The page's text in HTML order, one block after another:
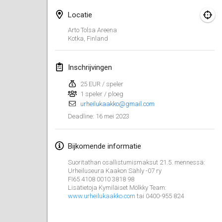
Locatie
Arto Tolsa Areena
Kotka Finland
Inschrijvingen
25 EUR / speler
1 speler / ploeg
urheilukaakko@gmail.com
Deadline: 16 mei 2023
Bijkomende informatie
Suoritathan osallistumismaksut 21.5. mennessä:
Urheiluseura Kaakon Sähly -07 ry
FI65 4108 0010 3818 98
Lisätietoja Kymiläiset Mölkky Team:
www.urheilukaakko.com tai 0400-955 824
februari 2023
Open Grégorien
SingeliDuppeli
4 feb. 2023|Finland
Indoor de la CASAS
18 feb. 2023|Frankrijk
Faschings-Mölkky